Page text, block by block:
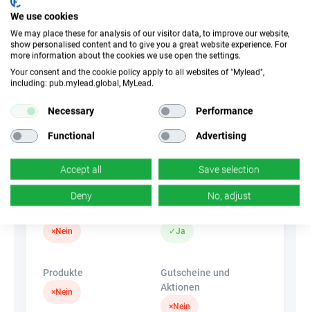
||Geräte||
Mobile Geräte
Desktop Tablet
Traffic-Typ
Incentivierter Traffic
×Nein ✓Ja
Produkte
×Nein
Gutscheine und
Aktionen
×Nein
We use cookies
We may place these for analysis of our visitor data, to improve our website,
show personalised content and to give you a great website experience. For
more information about the cookies we use open the settings.
Your consent and the cookie policy apply to all websites of "Mylead",
including: pub.mylead.global, MyLead.
Necessary Performance
Functional Advertising
Accept all Save selection
Deny No, adjust